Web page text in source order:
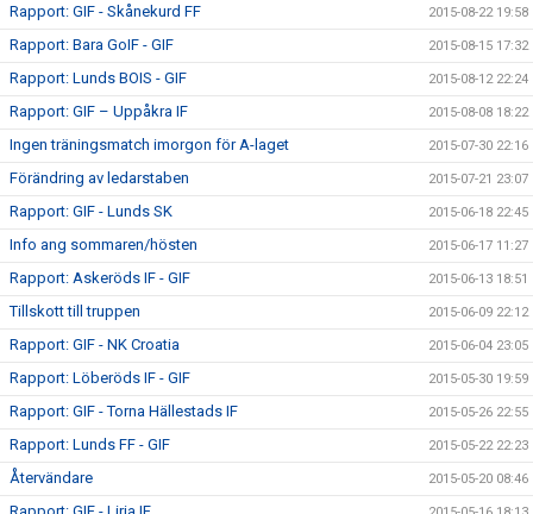
Rapport: GIF - Skånekurd FF 2015-08-22 19:58
Rapport: Bara GoIF - GIF 2015-08-15 17:32
Rapport: Lunds BOIS - GIF 2015-08-12 22:24
Rapport: GIF – Uppåkra IF 2015-08-08 18:22
Ingen träningsmatch imorgon för A-laget 2015-07-30 22:16
Förändring av ledarstaben 2015-07-21 23:07
Rapport: GIF - Lunds SK 2015-06-18 22:45
Info ang sommaren/hösten 2015-06-17 11:27
Rapport: Askeröds IF - GIF 2015-06-13 18:51
Tillskott till truppen 2015-06-09 22:12
Rapport: GIF - NK Croatia 2015-06-04 23:05
Rapport: Löberöds IF - GIF 2015-05-30 19:59
Rapport: GIF - Torna Hällestads IF 2015-05-26 22:55
Rapport: Lunds FF - GIF 2015-05-22 22:23
Återvändare 2015-05-20 08:46